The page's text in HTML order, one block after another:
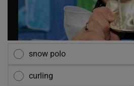
snow polo
curling